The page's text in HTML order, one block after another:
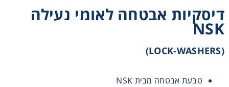
דיסקיות אבטחה לאומי נעילה
NSK
(LOCK-WASHERS)
טבעת אבטחה מבית NSK